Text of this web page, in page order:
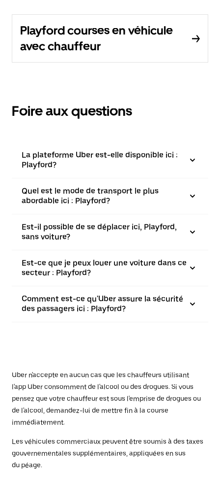
Playford courses en véhicule
avec chauffeur
Foire aux questions
La plateforme Uber est-elle disponible ici :
Playford?
Quel est le mode de transport le plus
abordable ici : Playford?
Est-il possible de se déplacer ici, Playford,
sans voiture?
Est-ce que je peux louer une voiture dans ce
secteur : Playford?
Comment est-ce qu'Uber assure la sécurité
des passagers ici : Playford?
Uber n'accepte en aucun cas que les chauffeurs utilisant
l'app Uber consomment de l'alcool ou des drogues. Si vous
pensez que votre chauffeur est sous l'emprise de drogues ou
de l'alcool, demandez-lui de mettre fin à la course
immédiatement.
Les véhicules commerciaux peuvent être soumis à des taxes
gouvernementales supplémentaires, appliquées en sus
du péage.